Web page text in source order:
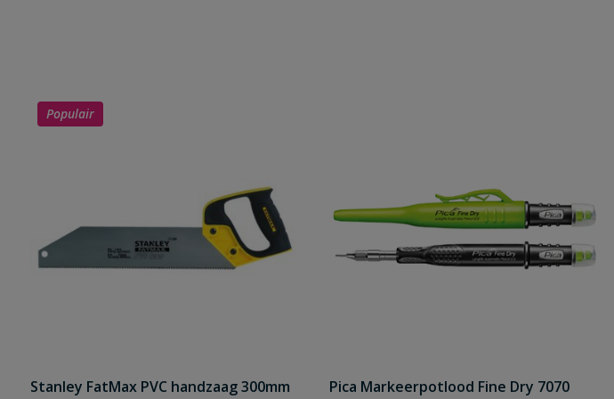
Populair
Stanley FatMax PVC handzaag 300mm Pica Markeerpotlood Fine Dry 7070